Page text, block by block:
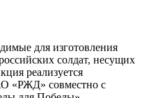
для изготовления
солдат, несущих
реализуется
«РЖД» совместно с